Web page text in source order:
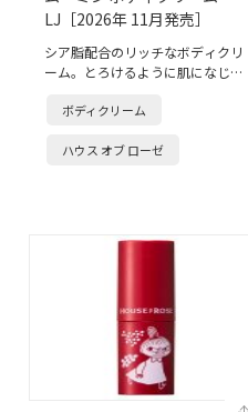
LJ［2026年 11月発売］
シア脂配合のリッチなボディクリ
ーム。とろけるように肌になじ
上げます。香りはムーミンママが
ジ。コケモモ…
ボディクリーム
ハウス オブ ローゼ